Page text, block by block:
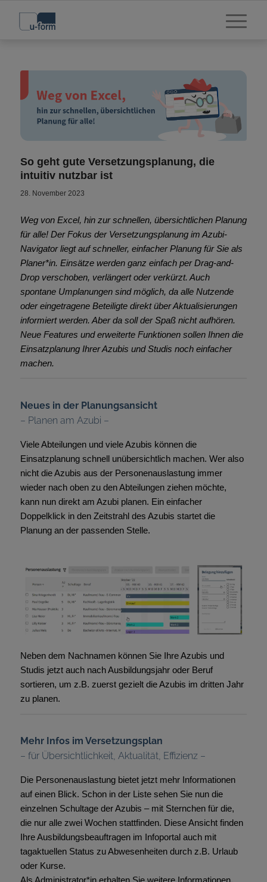
So geht gute Versetzungsplanung, die
intuitiv nutzbar ist
28. November 2023
Weg von Excel, hin zur schnellen, übersichtlichen Planung
für alle! Der Fokus der Versetzungsplanung im Azubi-
Navigator liegt auf schneller, einfacher Planung für Sie als
Planer*in. Einsätze werden ganz einfach per Drag-and-
Drop verschoben, verlängert oder verkürzt. Auch
spontane Umplanungen sind möglich, da alle Nutzende
oder eingetragene Beteiligte direkt über Aktualisierungen
informiert werden. Aber da soll der Spaß nicht aufhören.
Neue Features und erweiterte Funktionen sollen Ihnen die
Einsatzplanung Ihrer Azubis und Studis noch einfacher
machen.
Neues in der Planungsansicht
– Planen am Azubi –
Viele Abteilungen und viele Azubis können die
Einsatzplanung schnell unübersichtlich machen. Wer also
nicht die Azubis aus der Personenauslastung immer
wieder nach oben zu den Abteilungen ziehen möchte,
kann nun direkt am Azubi planen. Ein einfacher
Doppelklick in den Zeitstrahl des Azubis startet die
Planung an der passenden Stelle.
Neben dem Nachnamen können Sie Ihre Azubis und
Studis jetzt auch nach Ausbildungsjahr oder Beruf
sortieren, um z.B. zuerst gezielt die Azubis im dritten Jahr
zu planen.
Mehr Infos im Versetzungsplan
– für Übersichtlichkeit, Aktualität, Effizienz –
Die Personenauslastung bietet jetzt mehr Informationen
auf einen Blick. Schon in der Liste sehen Sie nun die
einzelnen Schultage der Azubis – mit Sternchen für die,
die nur alle zwei Wochen stattfinden. Diese Ansicht finden
Ihre Ausbildungsbeauftragen im Infoportal auch mit
tagaktuellen Status zu Abwesenheiten durch z.B. Urlaub
oder Kurse.